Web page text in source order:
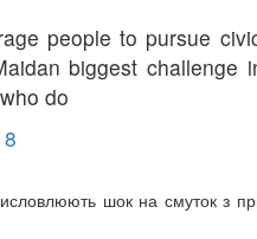
people to pursue
biggest challenge
do
шок на смуток з